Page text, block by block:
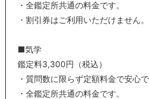
・全鑑定所共通の料金です。
・割引券はご利用いただけません。
■気学
鑑定料3,300円（税込）
・質問数に限らず定額料金で安心で
・全鑑定所共通の料金です。